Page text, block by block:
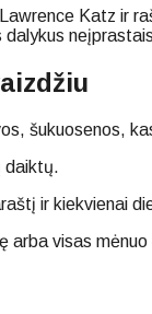
Katz ir
šukuosenos,
daiktų.
ir kiekvienai
arba visas mėnuo